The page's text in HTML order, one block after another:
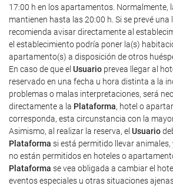
17:00 h en los apartamentos. Normalmente,
mantienen hasta las 20:00 h. Si se prevé una
recomienda avisar directamente al
el establecimiento podría poner la(s)
apartamento(s) a disposición de otros
En caso de que el Usuario prevea llegar al
reservado en una fecha u hora distinta a la
problemas o malas interpretaciones, será
directamente a la Plataforma, hotel o
corresponda, esta circunstancia con la
Asimismo, al realizar la reserva, el Usuario
Plataforma si está permitido llevar
no están permitidos en hoteles o
Plataforma se vea obligada a cambiar el
eventos especiales u otras situaciones